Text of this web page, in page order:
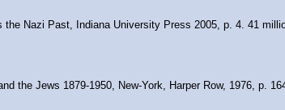
Nazi Past, Indiana University Press 2005, p. 4. 41
the Jews 1879-1950, New-York, Harper Row, 1976, p.